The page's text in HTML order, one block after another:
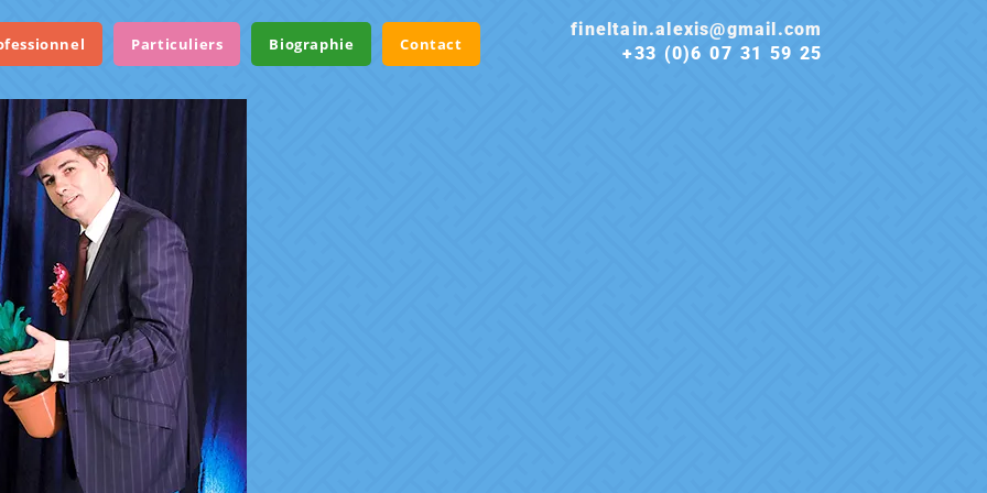
Particuliers Biographie Contact
fineltain.alexis@gmail.com
+33 (0)6 07 31 59 25